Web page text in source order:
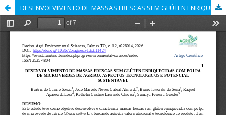
DESENVOLVIMENTO DE MASSAS FRESCAS SEM GLÚTEN ENRIQUECIDAS COM POLPA DE MICROVERDES DE AGRIÃO: ASPECTOS TECNOLÓGICOS E POTENCIAL SUSTENTÁVEL